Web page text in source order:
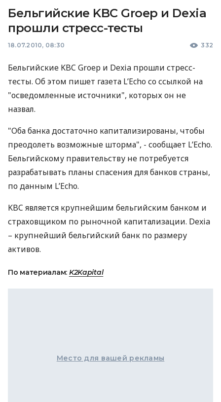
Бельгийские KBC Groep и Dexia
прошли стресс-тесты
18.07.2010, 08:30 332
Бельгийские KBC Groep и Dexia прошли стресс-
тесты. Об этом пишет газета L’Echo со ссылкой на
"осведомленные источники", которых он не
назвал.
"Оба банка достаточно капитализированы, чтобы
преодолеть возможные шторма", - сообщает L’Echo.
Бельгийскому правительству не потребуется
разрабатывать планы спасения для банков страны,
по данным L’Echo.
KBC является крупнейшим бельгийским банком и
страховщиком по рыночной капитализации. Dexia
– крупнейший бельгийский банк по размеру
активов.
По материалам: K2Kapital
Место для вашей рекламы